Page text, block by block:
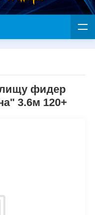
фидер
3.6м 120+